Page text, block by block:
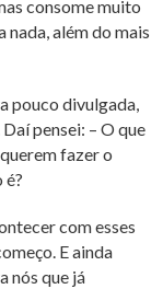
consome muito
nada, além do mais
pouco divulgada,
pensei: – O que
fazer o
é?
com esses
E ainda
nós que já